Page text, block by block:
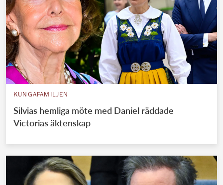
KUNGAFAMILJEN
Silvias hemliga möte med Daniel räddade
Victorias äktenskap